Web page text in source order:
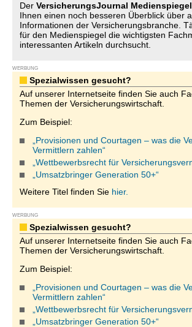
Der VersicherungsJournal Medienspiegel
Ihnen einen noch besseren Überblick über
Informationen der Versicherungsbranche.
für den Medienspiegel die wichtigsten
interessanten Artikeln durchsucht.
WERBUNG
Spezialwissen gesucht?
Auf unserer Internetseite finden Sie auch
Themen der Versicherungswirtschaft.
Zum Beispiel:
„Provisionen und Courtagen – was die
Vermittlern zahlen“
„Wettbewerbsrecht für
„Umsatzbringer Generation 50+“
Weitere Titel finden Sie hier.
WERBUNG
Spezialwissen gesucht?
Auf unserer Internetseite finden Sie auch
Themen der Versicherungswirtschaft.
Zum Beispiel:
„Provisionen und Courtagen – was die
Vermittlern zahlen“
„Wettbewerbsrecht für
„Umsatzbringer Generation 50+“